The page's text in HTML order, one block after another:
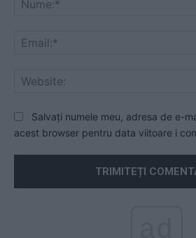
Salvați numele meu, adresa de e-
acest browser pentru data viitoare i